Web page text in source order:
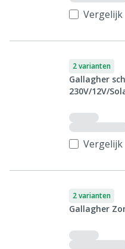
Vergelijk
2 varianten
Gallagher
230V/12V/
Vergelijk
2 varianten
Gallagher